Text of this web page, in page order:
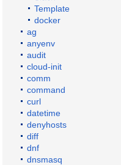
Template
docker
ag
anyenv
audit
cloud-init
comm
command
curl
datetime
denyhosts
diff
dnf
dnsmasq